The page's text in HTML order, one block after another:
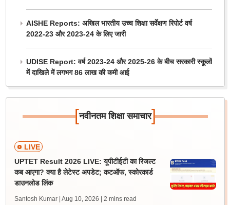
AISHE Reports: अखिल भारतीय उच्च शिक्षा सर्वेक्षण रिपोर्ट वर्ष
2022-23 और 2023-24 के लिए जारी
UDISE Report: वर्ष 2023-24 और 2025-26 के बीच सरकारी स्कूलों
में दाखिले में लगभग 86 लाख की कमी आई
[नवीनतम शिक्षा समाचार]
LIVE
UPTET Result 2026 LIVE: यूपीटीईटी का रिजल्ट
कब आएगा? क्या है लेटेस्ट अपडेट; कटऑफ, स्कोरकार्ड
डाउनलोड लिंक
Santosh Kumar | Aug 10, 2026 | 2 mins read